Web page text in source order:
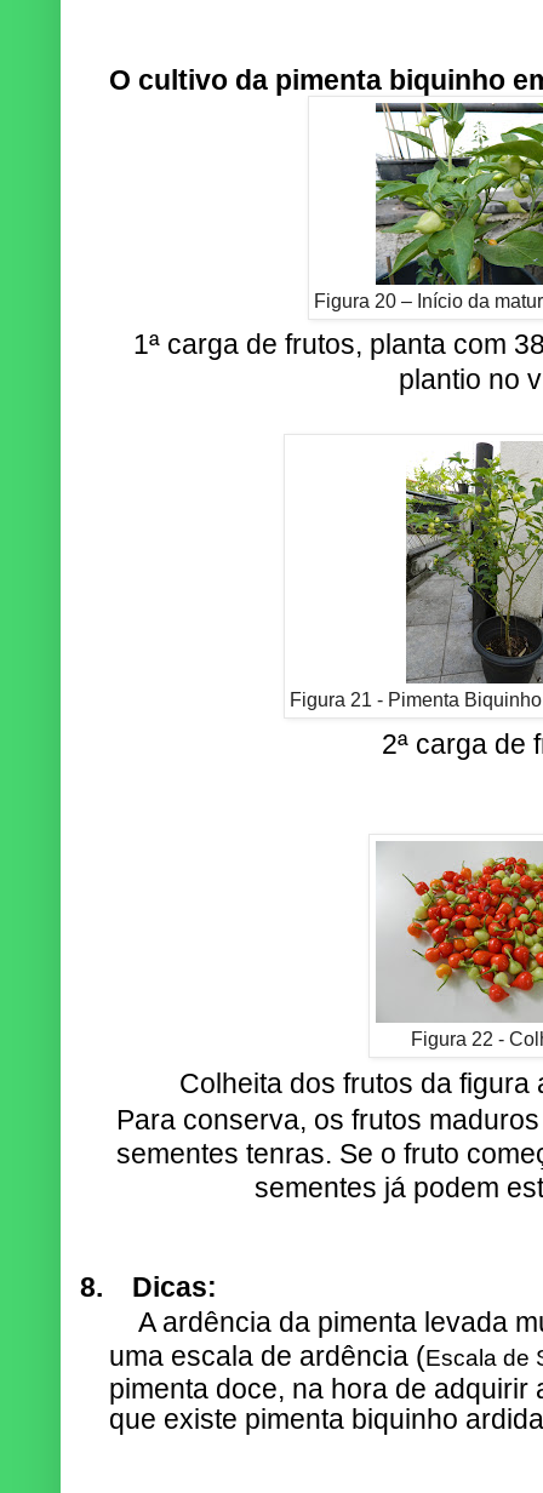
O cultivo da pimenta biquinho
Figura 20 – Início da
1ª carga de frutos, planta com
plantio no
Figura 21 - Pimenta
2ª carga de
Figura 22 -
Colheita dos frutos da figura
Para conserva, os frutos
sementes tenras. Se o fruto
sementes já podem
8.
Dicas:
A ardência da pimenta levada
uma escala de ardência (Escala de
pimenta doce, na hora de adquirir
que existe pimenta biquinho